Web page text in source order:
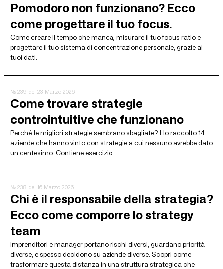
Pomodoro non funzionano? Ecco
come progettare il tuo focus.
Come creare il tempo che manca, misurare il tuo focus ratio e
progettare il tuo sistema di concentrazione personale, grazie ai
tuoi dati.
№ 239 del 23 Marzo 2026
Come trovare strategie
controintuitive che funzionano
Perché le migliori strategie sembrano sbagliate? Ho raccolto 14
aziende che hanno vinto con strategie a cui nessuno avrebbe dato
un centesimo. Contiene esercizio.
№ 238 del 16 Marzo 2026
Chi è il responsabile della strategia?
Ecco come comporre lo strategy
team
Imprenditori e manager portano rischi diversi, guardano priorità
diverse, e spesso decidono su aziende diverse. Scopri come
trasformare questa distanza in una struttura strategica che